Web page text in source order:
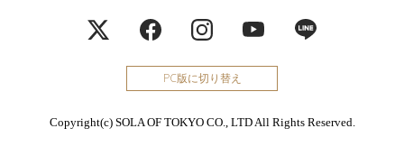
PC版に切り替え
Copyright(c) SOLA OF TOKYO CO., LTD All Rights Reserved.